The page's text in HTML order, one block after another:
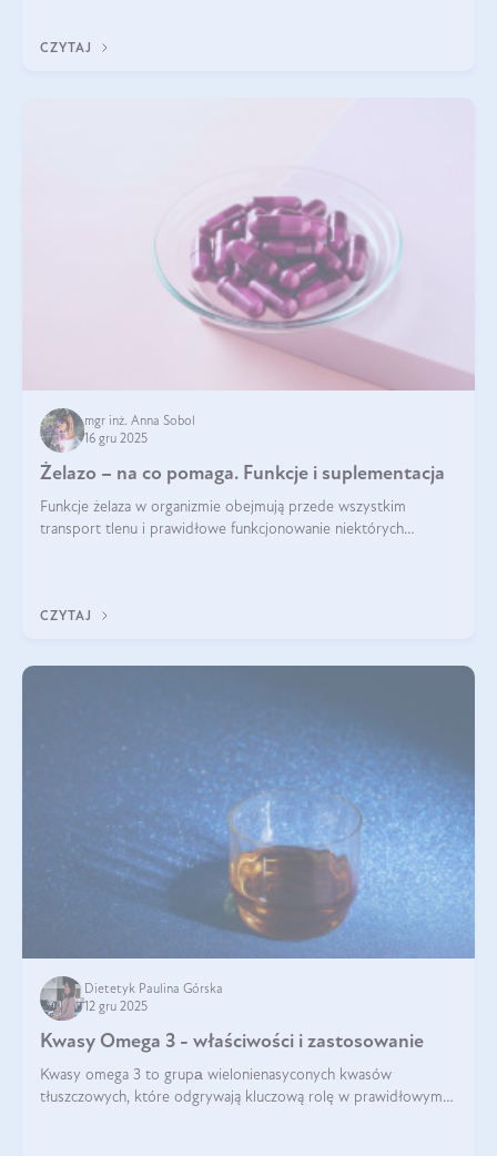
CZYTAJ
mgr inż. Anna Sobol
16 gru 2025
Żelazo – na co pomaga. Funkcje i suplementacja
Funkcje żelaza w organizmie obejmują przede wszystkim
transport tlenu i prawidłowe funkcjonowanie niektórych
CZYTAJ
Dietetyk Paulina Górska
12 gru 2025
Kwasy Omega 3 - właściwości i zastosowanie
Kwasy omega 3 to grupа wielonienasyconych kwasów
tłuszczowych, które odgrywają kluczową rolę w prawidłowym